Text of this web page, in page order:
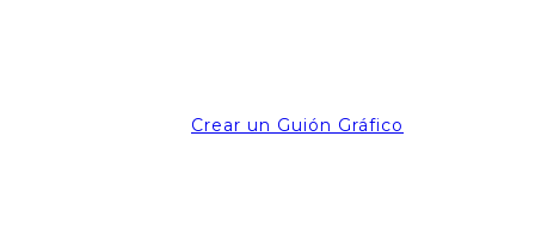
Crear un Guión Gráfico